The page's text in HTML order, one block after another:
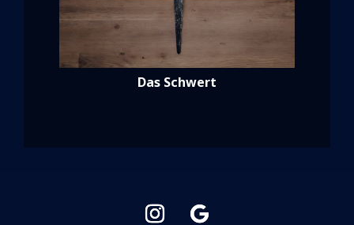
Das Schwert